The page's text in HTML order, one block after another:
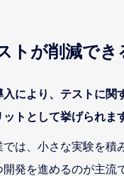
トが削減でき
により、テストに関
トとして挙げられま
は、小さな実験を積
発を進めるのが主流